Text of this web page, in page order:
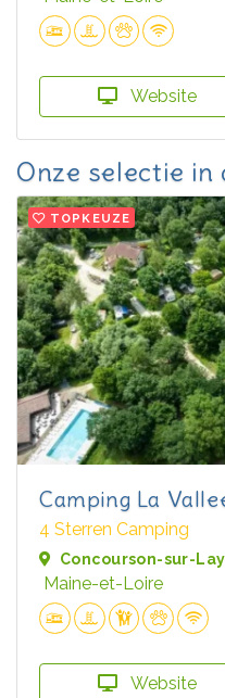
Website
Onze selectie
TOPKEUZE
Camping La
4 Sterren Camping
Concourson-sur-
Maine-et-Loire
Website